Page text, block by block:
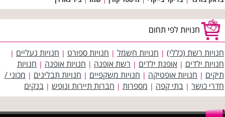
חנויות לפי תחום
חנויות רשת (כללי) | חנויות חשמל | חנויות ספורט | חנויות נעליים |
חנויות ילדים | אופנת ילדים | רשת אופנה | חנויות אופנה | חנויות
תיקים | חנויות אופטיקה | חנויות משקפיים | חנויות תבלינים | מכוני /
חדרי כושר | בתי קפה | מספרות | חברות תיירות ונופש | בנקים